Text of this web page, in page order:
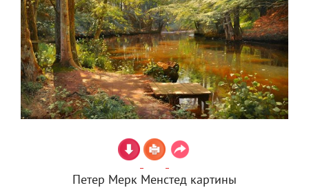
Петер Мерк Менстед картины